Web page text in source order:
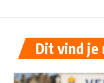
Dit vind je